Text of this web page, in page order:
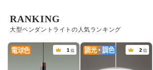
大型ペンダントライトの人気ランキング
RANKING
1 位 2 位